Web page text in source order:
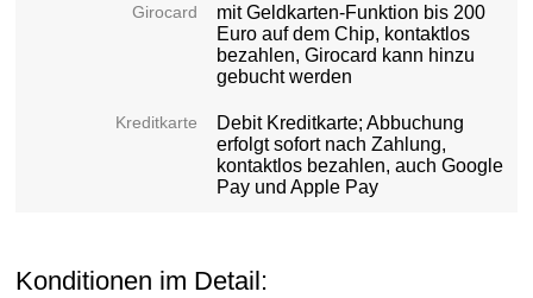
mit Geldkarten-Funktion bis 200
Euro auf dem Chip, kontaktlos
bezahlen, Girocard kann hinzu
gebucht werden
Debit Kreditkarte; Abbuchung
erfolgt sofort nach Zahlung,
kontaktlos bezahlen, auch Google
Pay und Apple Pay
Konditionen im Detail: